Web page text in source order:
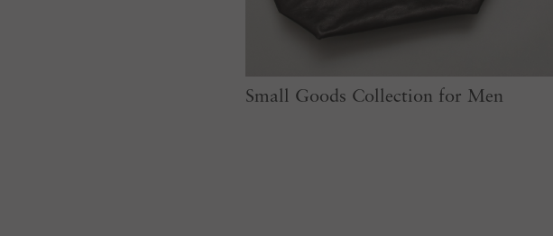
Small Goods Collection for Men